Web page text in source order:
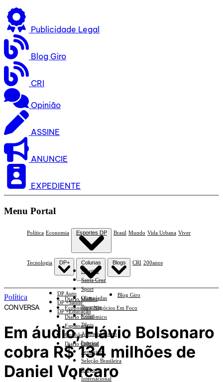
Publicidade Legal
Blog Giro
CRI
Opinião
ASSINE
ANUNCIE
EXPEDIENTE
Menu Portal
Política Economia Esportes DP
Náutico
Santa Cruz
Sport
Olimpíadas
Basquete
Vôlei
Tênis
Automobilismo
Interior
Feminino
Seleção Brasileira
E-Sports
Internacional
Brasil Mundo Vida Urbana Viver
Tecnologia DP+
DP Auto
DP +Saúde
DP +Educação
Colunas
Diario Mulher
Economia e Negócios Em Foco
Diario Econômico
Esplanada
Opinião
Diario Cultural
Blogs
Blog Giro
CRI 200anos
Política
CONVERSA
Em áudio, Flávio Bolsonaro
cobra R$ 134 milhões de
Daniel Vorcaro